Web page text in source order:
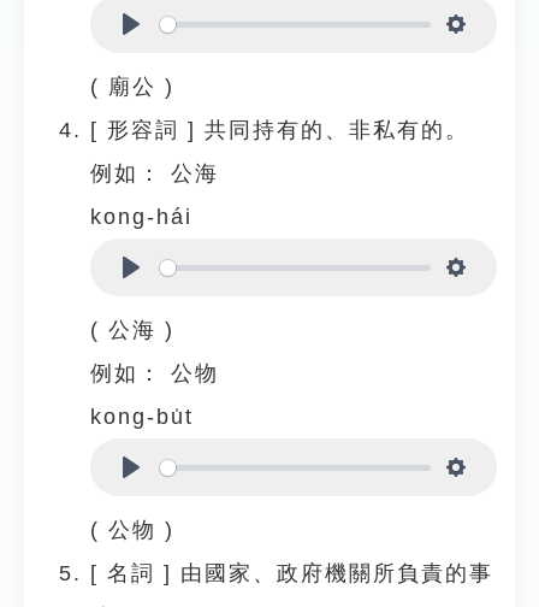
( 廟公 )
[ 形容詞 ] 共同持有的、非私有的。
例如：
公海
kong-hái
( 公海 )
例如：
公物
kong-bu̍t
( 公物 )
[ 名詞 ] 由國家、政府機關所負責的事